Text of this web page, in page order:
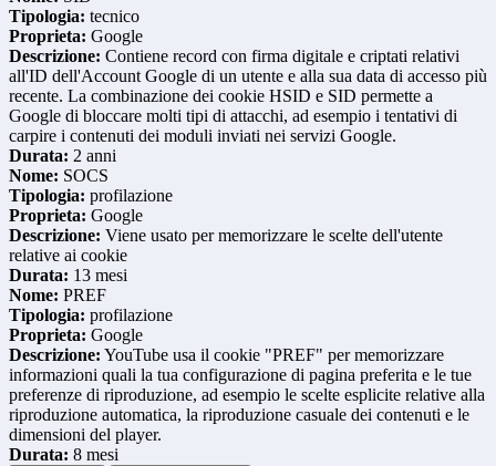
Tipologia: tecnico
Proprieta: Google
Descrizione: Contiene record con firma digitale e criptati relativi
all'ID dell'Account Google di un utente e alla sua data di accesso più
recente. La combinazione dei cookie HSID e SID permette a
Google di bloccare molti tipi di attacchi, ad esempio i tentativi di
carpire i contenuti dei moduli inviati nei servizi Google.
Durata: 2 anni
Nome: SOCS
Tipologia: profilazione
Proprieta: Google
Descrizione: Viene usato per memorizzare le scelte dell'utente
relative ai cookie
Durata: 13 mesi
Nome: PREF
Tipologia: profilazione
Proprieta: Google
Descrizione: YouTube usa il cookie "PREF" per memorizzare
informazioni quali la tua configurazione di pagina preferita e le tue
preferenze di riproduzione, ad esempio le scelte esplicite relative alla
riproduzione automatica, la riproduzione casuale dei contenuti e le
dimensioni del player.
Durata: 8 mesi